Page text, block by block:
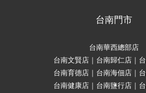
台南門市
台南華西總部店
台南文賢店｜台南歸仁店｜
台南育德店｜台南海佃店｜
台南健康店｜台南鹽行店｜